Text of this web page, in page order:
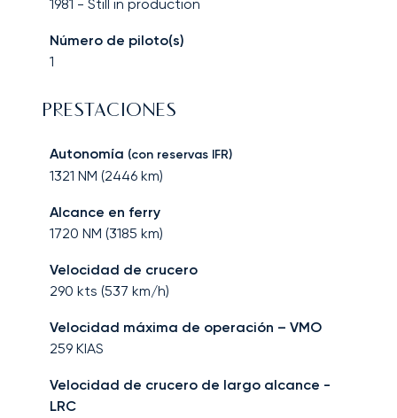
1981 - Still in production
Número de piloto(s)
1
PRESTACIONES
Autonomía (con reservas IFR)
1321 NM (2446 km)
Alcance en ferry
1720 NM (3185 km)
Velocidad de crucero
290 kts (537 km/h)
Velocidad máxima de operación – VMO
259 KIAS
Velocidad de crucero de largo alcance -
LRC